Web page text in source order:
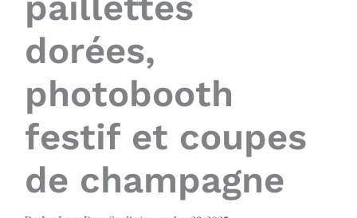
dorées,
photobooth
festif et coupes
de champagne